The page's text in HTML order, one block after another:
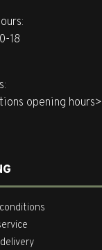
18
opening hours>